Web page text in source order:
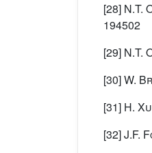
[28] N.T.
194502
[29] N.T.
[30]W.
[31] H.
[32]J.F.